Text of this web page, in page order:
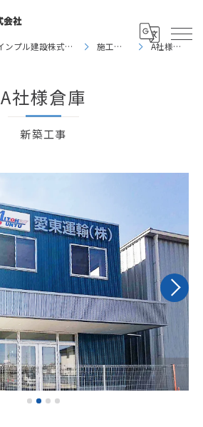
愛知の建設なら東海インプル建設株式会社 施工事例 A社様倉庫
新築工事
A社様倉庫